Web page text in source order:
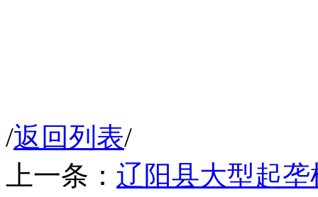
/返回列表/
上一条： 辽阳县大型起垄